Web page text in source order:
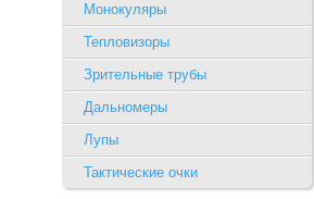
Монокуляры
Тепловизоры
Зрительные трубы
Дальномеры
Лупы
Тактические очки